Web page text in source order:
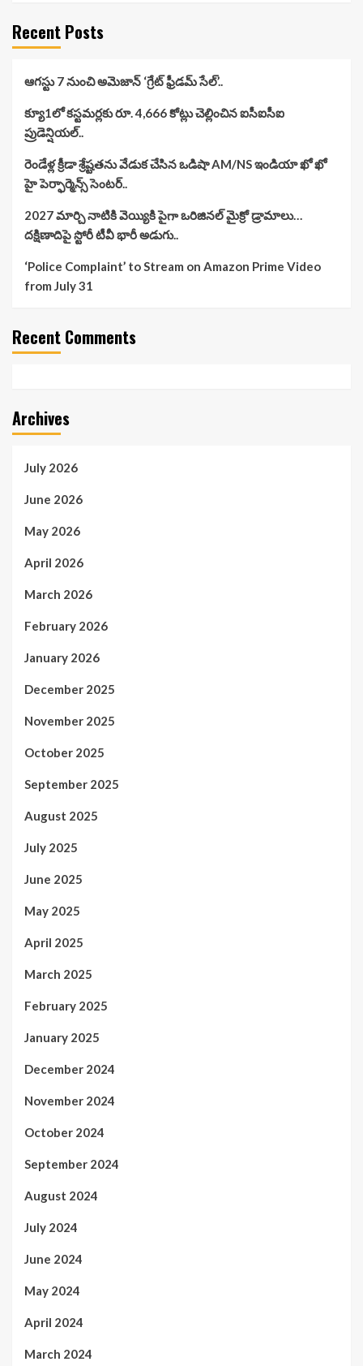
Recent Posts
ఆగస్టు 7 నుంచి అమెజాన్ ‘గ్రేట్ ఫ్రీడమ్ సేల్’..
క్యూ1లో కస్టమర్లకు రూ. 4,666 కోట్లు చెల్లించిన ఐసీఐసీఐ
ప్రుడెన్షియల్..
రెండేళ్ల క్రీడా శ్రేష్టతను వేడుక చేసిన ఒడిషా AM/NS ఇండియా ఖో ఖో
హై పెర్ఫార్మెన్స్ సెంటర్..
2027 మార్చి నాటికి వెయ్యికి పైగా ఒరిజినల్ మైక్రో డ్రామాలు…
దక్షిణాదిపై స్టోరీ టీవీ భారీ అడుగు..
‘Police Complaint’ to Stream on Amazon Prime Video
from July 31
Recent Comments
Archives
July 2026
June 2026
May 2026
April 2026
March 2026
February 2026
January 2026
December 2025
November 2025
October 2025
September 2025
August 2025
July 2025
June 2025
May 2025
April 2025
March 2025
February 2025
January 2025
December 2024
November 2024
October 2024
September 2024
August 2024
July 2024
June 2024
May 2024
April 2024
March 2024